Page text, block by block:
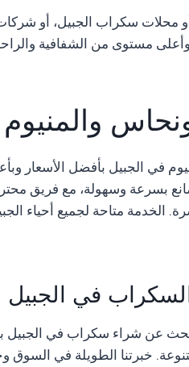
محلات سكراب الجبيل، أو
مستوى من الشفافية
والمنيوم
في الجبيل بأفضل الأسعار
بسرعة وسهولة، مع فريق
الخدمة متاحة لجميع أحياء
في الجبيل
عن شراء سكراب في الجبيل
خبرتنا الطويلة في السوق